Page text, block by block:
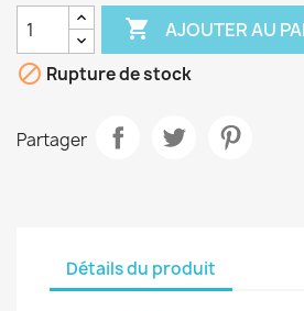
 AJOUTER AU
 Rupture de stock
Partager
Détails du produit